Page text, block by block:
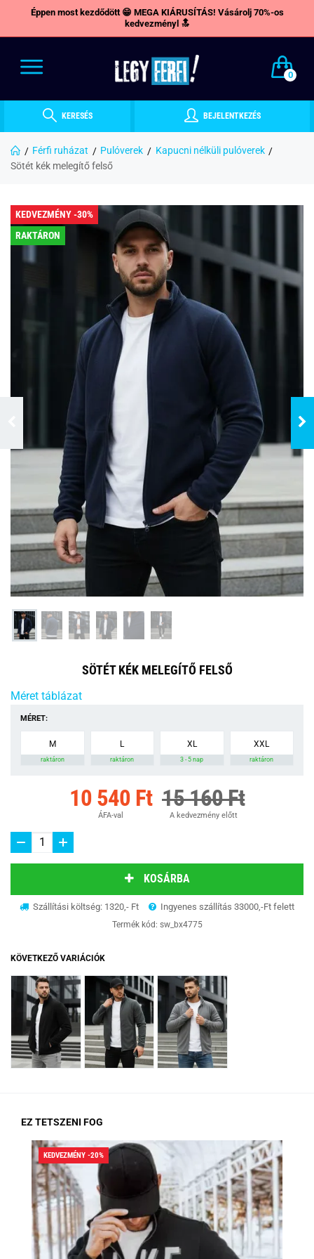
Éppen most kezdődött 😁 MEGA KIÁRUSÍTÁS! Vásárolj 70%-os
kedvezményl 🔝
0
KERESÉS BEJELENTKEZÉS
Férfi ruházat Pulóverek
Kapucni nélküli pulóverek
Sötét kék melegítő felső
KEDVEZMÉNY -30%
RAKTÁRON
SÖTÉT KÉK MELEGÍTŐ FELSŐ
Méret táblázat
MÉRET:
M
raktáron
L
raktáron
XL
3 - 5 nap
XXL
raktáron
10 540 Ft
ÁFA-val
15 160 Ft
A kedvezmény előtt
KOSÁRBA
Szállítási költség: 1320,- Ft Ingyenes szállítás 33000,-Ft felett
Termék kód: sw_bx4775
KÖVETKEZŐ VARIÁCIÓK
EZ TETSZENI FOG
KEDVEZMÉNY -20%